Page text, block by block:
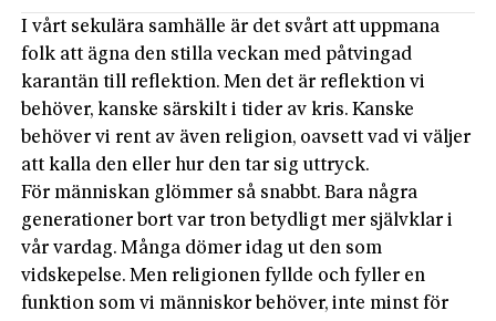
I vårt sekulära samhälle är det svårt att uppmana
folk att ägna den stilla veckan med påtvingad
karantän till reflektion. Men det är reflektion vi
behöver, kanske särskilt i tider av kris. Kanske
behöver vi rent av även religion, oavsett vad vi väljer
att kalla den eller hur den tar sig uttryck.
För människan glömmer så snabbt. Bara några
generationer bort var tron betydligt mer självklar i
vår vardag. Många dömer idag ut den som
vidskepelse. Men religionen fyllde och fyller en
funktion som vi människor behöver, inte minst för